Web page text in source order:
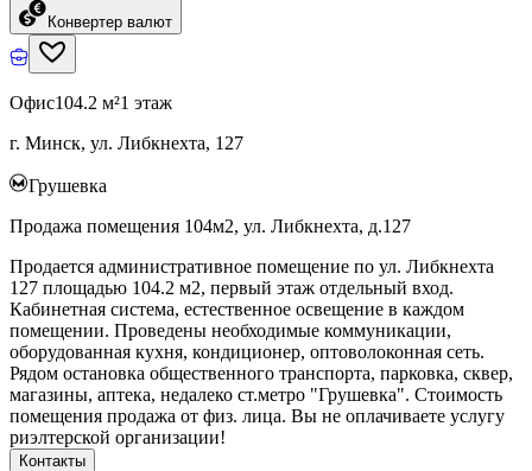
Конвертер валют
Офис104.2 м²1 этаж
г. Минск, ул. Либкнехта, 127
Грушевка
Продажа помещения 104м2, ул. Либкнехта, д.127
Продается административное помещение по ул. Либкнехта
127 площадью 104.2 м2, первый этаж отдельный вход.
Кабинетная система, естественное освещение в каждом
помещении. Проведены необходимые коммуникации,
оборудованная кухня, кондиционер, оптоволоконная сеть.
Рядом остановка общественного транспорта, парковка, сквер,
магазины, аптека, недалеко ст.метро "Грушевка". Стоимость
помещения продажа от физ. лица. Вы не оплачиваете услугу
риэлтерской организации!
Контакты